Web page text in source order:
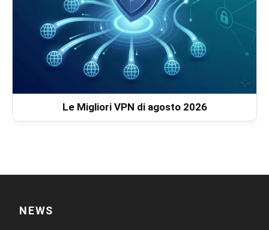
Le Migliori VPN di agosto 2026
NEWS